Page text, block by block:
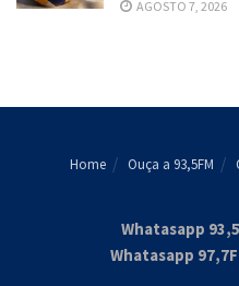
AGOSTO 7, 2026
Home Ouça a 93,5FM
Whatasapp
Whatasapp